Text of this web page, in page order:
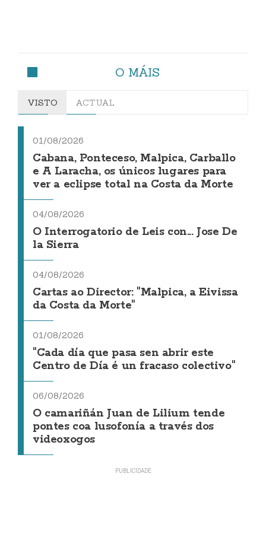
O MÁIS
VISTO ACTUAL
01/08/2026
Cabana, Ponteceso, Malpica, Carballo
e A Laracha, os únicos lugares para
ver a eclipse total na Costa da Morte
04/08/2026
O Interrogatorio de Leis con... Jose De
la Sierra
04/08/2026
Cartas ao Director: "Malpica, a Eivissa
da Costa da Morte"
01/08/2026
"Cada día que pasa sen abrir este
Centro de Día é un fracaso colectivo"
06/08/2026
O camariñán Juan de Lilium tende
pontes coa lusofonía a través dos
videoxogos